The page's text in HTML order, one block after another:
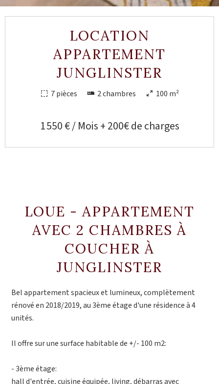
LOCATION
APPARTEMENT
JUNGLINSTER
7 pièces 2 chambres 100 m²
1 550 € / Mois + 200€ de charges
LOUE - APPARTEMENT
AVEC 2 CHAMBRES À
COUCHER À
JUNGLINSTER
Bel appartement spacieux et lumineux, complètement
rénové en 2018/2019, au 3ème étage d'une résidence à 4
unités.
Il offre sur une surface habitable de +/- 100 m2:
- 3ème étage:
hall d'entrée, cuisine équipée, living, débarras avec